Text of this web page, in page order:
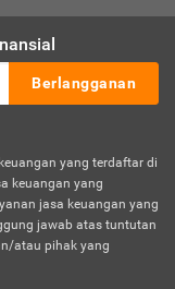
Berlangganan
yang terdaftar di
keuangan yang
jasa keuangan yang
jawab atas tuntutan
atau pihak yang